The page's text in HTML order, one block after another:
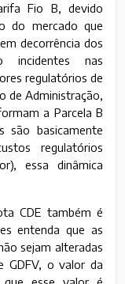
Fio B, devido
do mercado que
decorrência dos
incidentes nas
regulatórios de
de Administração,
a Parcela B
são basicamente
regulatórios
essa dinâmica
CDE também é
entenda que as
sejam alteradas
GDFV, o valor da